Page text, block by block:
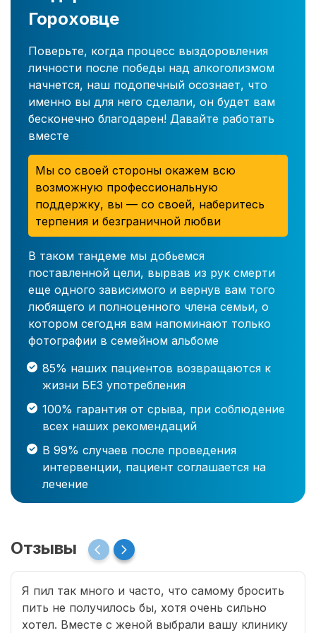
Гороховце
Поверьте, когда процесс выздоровления
личности после победы над алкоголизмом
начнется, наш подопечный осознает, что
именно вы для него сделали, он будет вам
бесконечно благодарен! Давайте работать
вместе
Мы со своей стороны окажем всю
возможную профессиональную
поддержку, вы — со своей, наберитесь
терпения и безграничной любви
В таком тандеме мы добьемся
поставленной цели, вырвав из рук смерти
еще одного зависимого и вернув вам того
любящего и полноценного члена семьи, о
котором сегодня вам напоминают только
фотографии в семейном альбоме
85% наших пациентов возвращаются к
жизни БЕЗ употребления
100% гарантия от срыва, при соблюдение
всех наших рекомендаций
В 99% случаев после проведения
интервенции, пациент соглашается на
лечение
Отзывы
Я пил так много и часто, что самому бросить
пить не получилось бы, хотя очень сильно
хотел. Вместе с женой выбрали вашу клинику